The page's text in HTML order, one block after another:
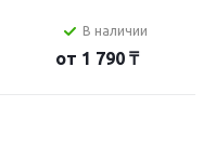
В наличии
от 1 790 ₸